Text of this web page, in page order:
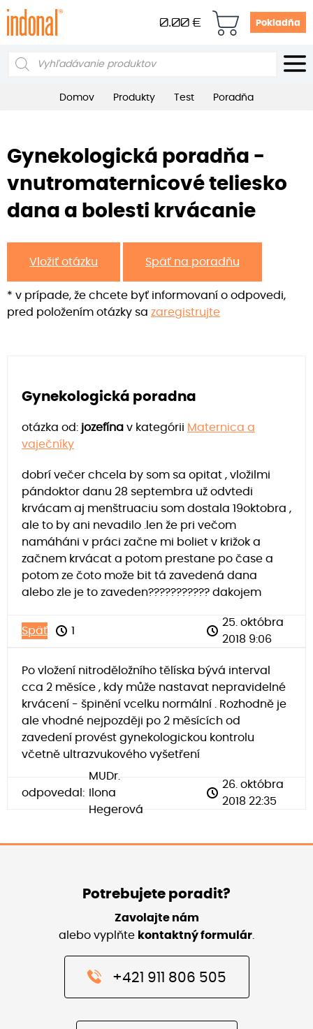
0.00 € Pokladňa
Products
Domov Produkty Test Poradňa
Gynekologická poradňa -
vnutromaternicové teliesko
dana a bolesti krvácanie
Vložiť otázku Späť na poradňu
* v prípade, že chcete byť informovaní o odpovedi,
pred položením otázky sa zaregistrujte
Gynekologická poradna
otázka od: jozefína v kategórii Maternica a
vaječníky
dobrí večer chcela by som sa opitat , vložilmi
pándoktor danu 28 septembra už odvtedi
krvácam aj menštruaciu som dostala 19oktobra ,
ale to by ani nevadilo .len že pri večom
namáháni v práci začne mi boliet v križok a
začnem krvácat a potom prestane po čase a
potom ze čoto može bit tá zavedená dana
alebo zle je to zaveden??????????? dakojem
Späť 1
25. októbra
2018 9:06
Po vložení nitroděložního tělíska bývá interval
cca 2 měsíce , kdy může nastavat nepravidelné
krvácení - špinění vcelku normální . Rozhodně je
ale vhodné nejpozději po 2 měsících od
zavedení provést gynekologickou kontrolu
včetně ultrazvukového vyšetření
odpovedal:
MUDr.
Ilona
Hegerová
26. októbra
2018 22:35
Potrebujete poradit?
Zavolajte nám
alebo vyplňte kontaktný formulár
+421 911 806 505